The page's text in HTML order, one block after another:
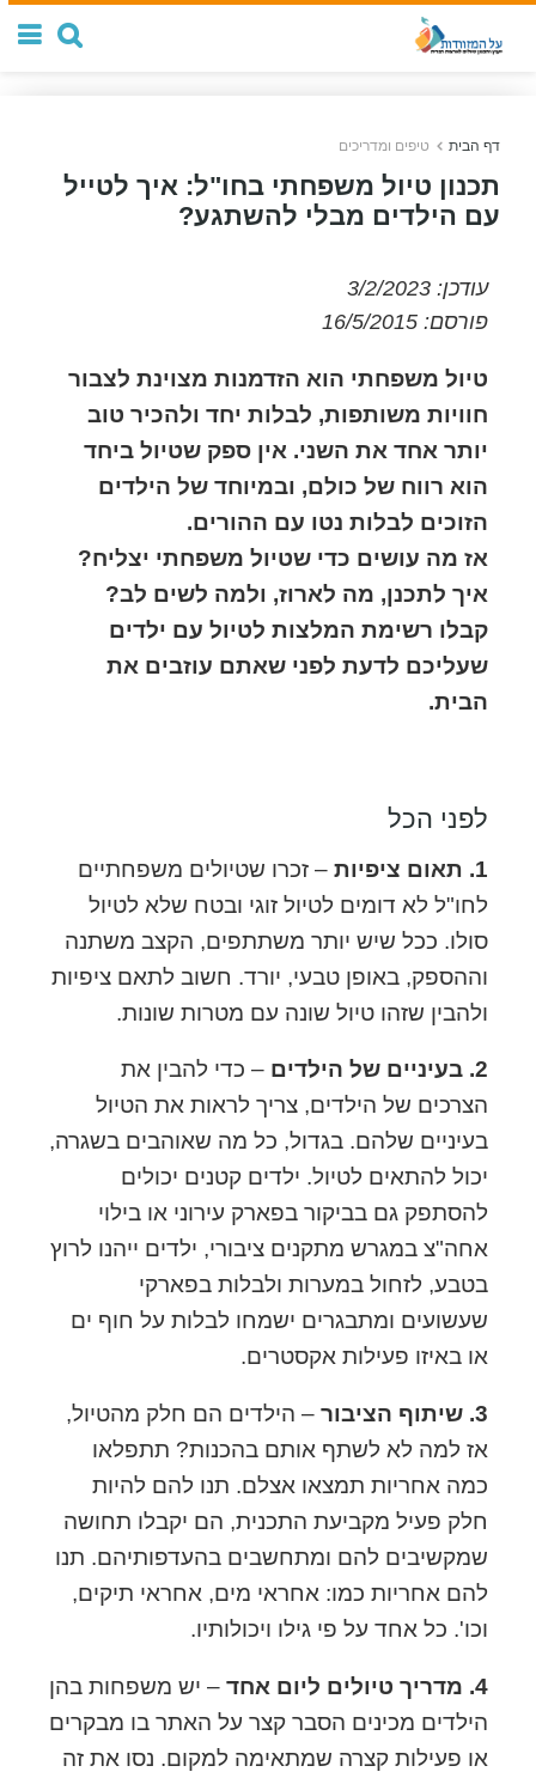
דף הבית טיפים ומדריכים
תכנון טיול משפחתי בחו"ל: איך לטייל
עם הילדים מבלי להשתגע?
עודכן: 3/2/2023
פורסם: 16/5/2015
טיול משפחתי הוא הזדמנות מצוינת לצבור
חוויות משותפות, לבלות יחד ולהכיר טוב
יותר אחד את השני. אין ספק שטיול ביחד
הוא רווח של כולם, ובמיוחד של הילדים
הזוכים לבלות נטו עם ההורים.
אז מה עושים כדי שטיול משפחתי יצליח?
איך לתכנן, מה לארוז, ולמה לשים לב?
קבלו רשימת המלצות לטיול עם ילדים
שעליכם לדעת לפני שאתם עוזבים את
הבית.
לפני הכל
1. תאום ציפיות
– זכרו שטיולים משפחתיים
לחו"ל לא דומים לטיול זוגי ובטח שלא לטיול
סולו. ככל שיש יותר משתתפים, הקצב משתנה
וההספק, באופן טבעי, יורד. חשוב לתאם ציפיות
ולהבין שזהו טיול שונה עם מטרות שונות.
2. בעיניים של הילדים
– כדי להבין את
הצרכים של הילדים, צריך לראות את הטיול
בעיניים שלהם. בגדול, כל מה שאוהבים בשגרה,
יכול להתאים לטיול. ילדים קטנים יכולים
להסתפק גם בביקור בפארק עירוני או בילוי
אחה"צ במגרש מתקנים ציבורי, ילדים ייהנו לרוץ
בטבע, לזחול במערות ולבלות בפארקי
שעשועים ומתבגרים ישמחו לבלות על חוף ים
או באיזו פעילות אקסטרים.
3. שיתוף הציבור
– הילדים הם חלק מהטיול,
אז למה לא לשתף אותם בהכנות? תתפלאו
כמה אחריות תמצאו אצלם. תנו להם להיות
חלק פעיל מקביעת התכנית, הם יקבלו תחושה
שמקשיבים להם ומתחשבים בהעדפותיהם. תנו
להם אחריות כמו: אחראי מים, אחראי תיקים,
וכו'. כל אחד על פי גילו ויכולותיו.
4. מדריך טיולים ליום אחד
– יש משפחות בהן
הילדים מכינים הסבר קצר על האתר בו מבקרים
או פעילות קצרה שמתאימה למקום. נסו את זה